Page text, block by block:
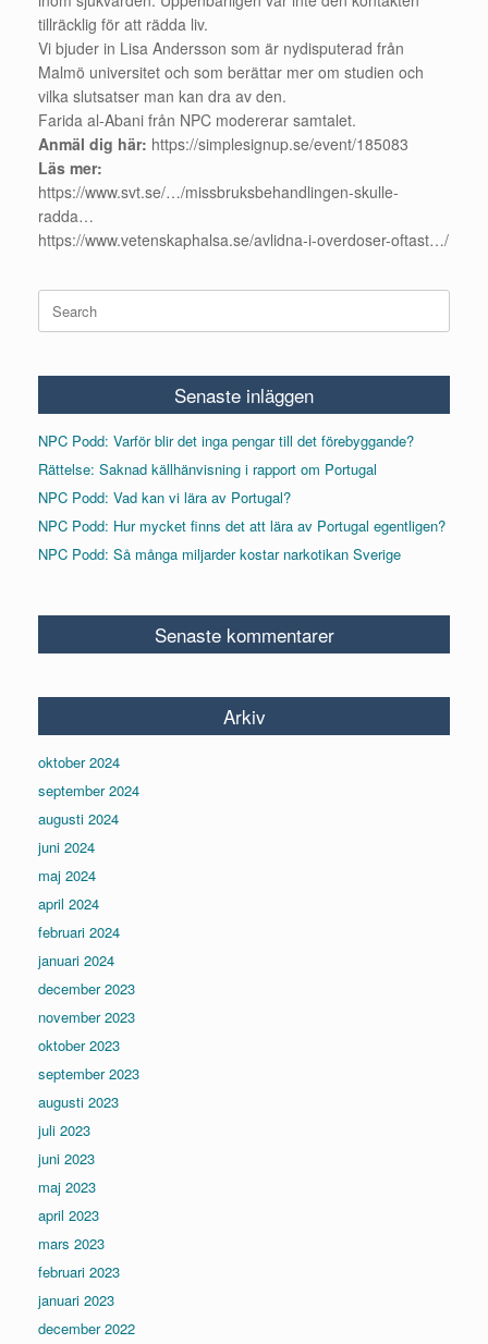
tillräcklig för att rädda liv.
Vi bjuder in Lisa Andersson som är nydisputerad från
Malmö universitet och som berättar mer om studien och
vilka slutsatser man kan dra av den.
Farida al-Abani från NPC modererar samtalet.
Anmäl dig här: https://simplesignup.se/event/185083
Läs mer:
https://www.svt.se/…/missbruksbehandlingen-skulle-
radda…
https://www.vetenskaphalsa.se/avlidna-i-overdoser-oftast…/
Search
for:
Senaste inläggen
NPC Podd: Varför blir det inga pengar till det förebyggande?
Rättelse: Saknad källhänvisning i rapport om Portugal
NPC Podd: Vad kan vi lära av Portugal?
NPC Podd: Hur mycket finns det att lära av Portugal egentligen?
NPC Podd: Så många miljarder kostar narkotikan Sverige
Senaste kommentarer
Arkiv
oktober 2024
september 2024
augusti 2024
juni 2024
maj 2024
april 2024
februari 2024
januari 2024
december 2023
november 2023
oktober 2023
september 2023
augusti 2023
juli 2023
juni 2023
maj 2023
april 2023
mars 2023
februari 2023
januari 2023
december 2022